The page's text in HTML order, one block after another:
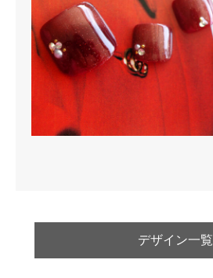
デザイン一覧